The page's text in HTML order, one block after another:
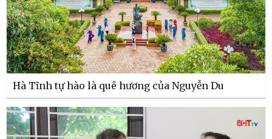
Hà Tĩnh tự hào là quê hương của Nguyễn Du